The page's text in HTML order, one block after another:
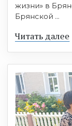
жизни» в
Брянской ...
Читать далее